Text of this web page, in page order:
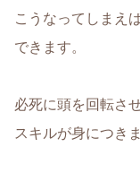
こうなってしまえ
できます。
必死に頭を回転さ
スキルが身につき